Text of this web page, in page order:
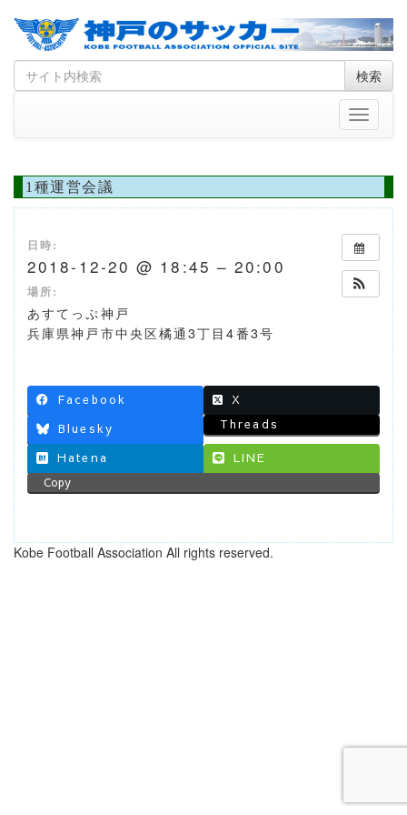
Skip
to
Search
for
検索
Toggle
1種運営会議
日時:
2018-12-20 @ 18:45 – 20:00
場所:
あすてっぷ神戸
兵庫県神戸市中央区橘通3丁目4番3号
Facebook
X
Bluesky
Threads
Hatena
LINE
Copy
Kobe Football Association All rights reserved.